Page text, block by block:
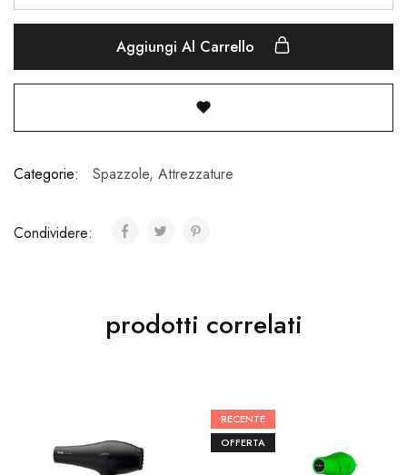
Aggiungi Al Carrello
Categorie: Spazzole, Attrezzature
Condividere:
prodotti correlati
RECENTE
OFFERTA